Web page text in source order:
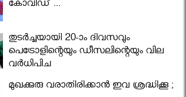
കോവിഡ് ...
തുടർച്ചയായി 20-ാം ദിവസവും
പെട്രോളിന്റെയും ഡീസലിന്റെയും വില
വര്‍ധിപ്പിച്ചു
മുഖക്കുരു വരാതിരിക്കാന്‍ ഇവ ശ്രദ്ധിക്കൂ ;